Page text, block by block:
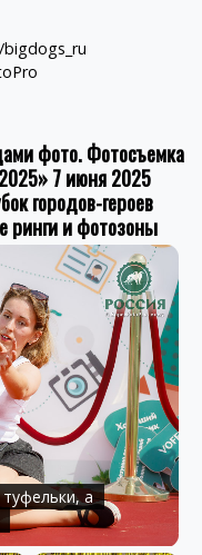
фото. Фотосъемка
7 июня 2025
городов-героев
ринги и фотозоны
а